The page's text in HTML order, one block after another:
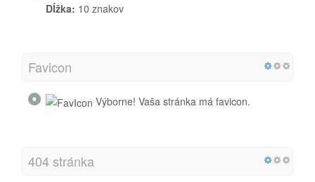
Dĺžka: 10 znakov
Favicon
Výborne! Vaša stránka má favicon.
404 stránka